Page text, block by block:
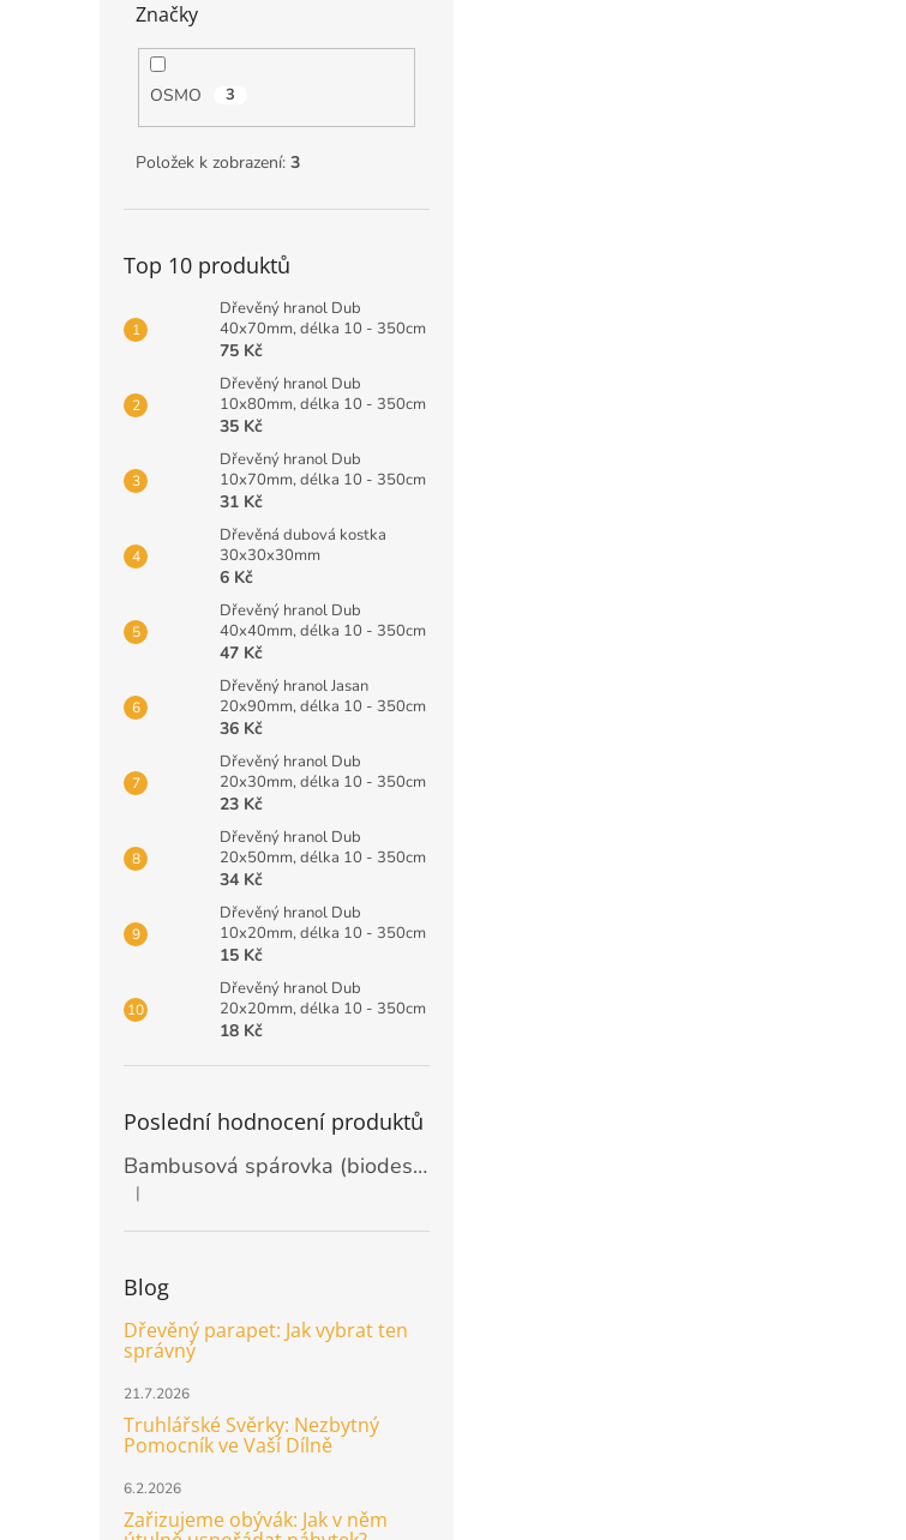
Značky
OSMO 3
Položek k zobrazení: 3
Top 10 produktů
Dřevěný hranol Dub
40x70mm, délka 10 - 350cm
75 Kč
Dřevěný hranol Dub
10x80mm, délka 10 - 350cm
35 Kč
Dřevěný hranol Dub
10x70mm, délka 10 - 350cm
31 Kč
Dřevěná dubová kostka
30x30x30mm
6 Kč
Dřevěný hranol Dub
40x40mm, délka 10 - 350cm
47 Kč
Dřevěný hranol Jasan
20x90mm, délka 10 - 350cm
36 Kč
Dřevěný hranol Dub
20x30mm, délka 10 - 350cm
23 Kč
Dřevěný hranol Dub
20x50mm, délka 10 - 350cm
34 Kč
Dřevěný hranol Dub
10x20mm, délka 10 - 350cm
15 Kč
Dřevěný hranol Dub
20x20mm, délka 10 - 350cm
18 Kč
Poslední hodnocení produktů
Bambusová spárovka (biodeska) 20mm, rozměr 2440 x 1220mm
Hodnocení produktu je 5 z 5 hvězdiček.
|
Blog
Dřevěný parapet: Jak vybrat ten
správný
21.7.2026
Truhlářské Svěrky: Nezbytný
Pomocník ve Vaší Dílně
6.2.2026
Zařizujeme obývák: Jak v něm